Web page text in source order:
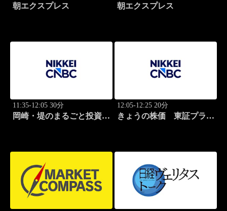
朝エクスプレス 朝エクスプレス
11:35-12:05 30分
岡崎・堤のまるごと投資道
12:05-12:25 20分
きょうの株価 東証プライ